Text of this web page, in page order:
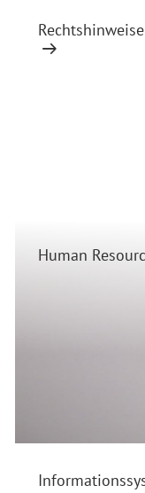
Human